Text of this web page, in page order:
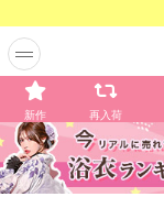
新作 再入荷